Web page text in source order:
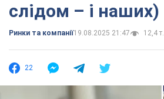
слідом – і наших)
Ринки та компанії19.08.2025 21:47 12,4 т.
22